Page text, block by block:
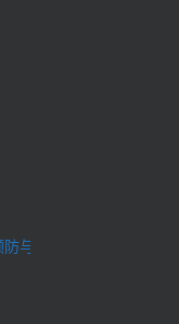
与处理学术不端行为办法